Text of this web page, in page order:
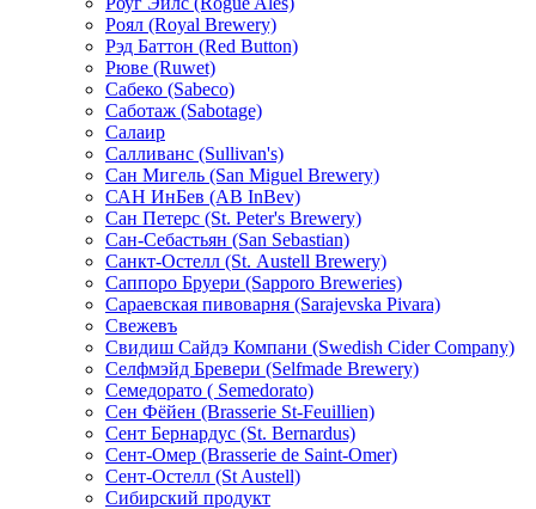
Роял (Royal Brewery)
Рэд Баттон (Red Button)
Рюве (Ruwet)
Сабеко (Sabeco)
Саботаж (Sabotage)
Салаир
Салливанс (Sullivan's)
Сан Мигель (San Miguel Brewery)
САН ИнБев (AB InBev)
Сан Петерс (St. Peter's Brewery)
Сан-Себастьян (San Sebastian)
Санкт-Остелл (St. Аustell Вrewery)
Саппоро Бруери (Sapporo Breweries)
Сараевская пивоварня (Sarajevska Pivara)
Свежевъ
Свидиш Сайдэ Компани (Swedish Cider Company)
Селфмэйд Бревери (Selfmade Brewery)
Семедорато ( Semedorato)
Сен Фёйен (Brasserie St-Feuillien)
Сент Бернардус (St. Bernardus)
Сент-Омер (Brasserie de Saint-Omer)
Сент-Остелл (St Austell)
Сибирский продукт